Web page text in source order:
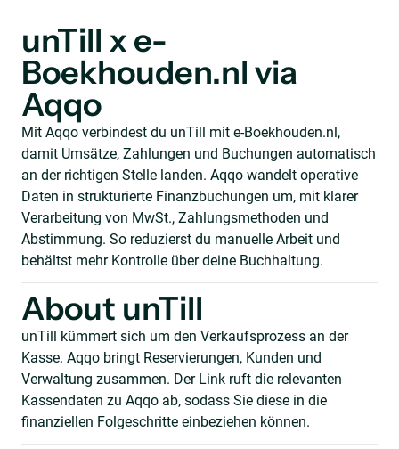
unTill x e-
Boekhouden.nl via
Aqqo
Mit Aqqo verbindest du unTill mit e-Boekhouden.nl,
damit Umsätze, Zahlungen und Buchungen automatisch
an der richtigen Stelle landen. Aqqo wandelt operative
Daten in strukturierte Finanzbuchungen um, mit klarer
Verarbeitung von MwSt., Zahlungsmethoden und
Abstimmung. So reduzierst du manuelle Arbeit und
behältst mehr Kontrolle über deine Buchhaltung.
About unTill
unTill kümmert sich um den Verkaufsprozess an der
Kasse. Aqqo bringt Reservierungen, Kunden und
Verwaltung zusammen. Der Link ruft die relevanten
Kassendaten zu Aqqo ab, sodass Sie diese in die
finanziellen Folgeschritte einbeziehen können.